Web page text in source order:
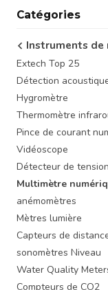
Catégories
Instruments de
Extech Top 25
Détection
Hygromètre
Thermomètre
Pince de courant
Vidéoscope
Détecteur de tension
Multimètre
anémomètres
Mètres lumière
Capteurs de
sonomètres Niveau
Water Quality
Compteurs de CO2